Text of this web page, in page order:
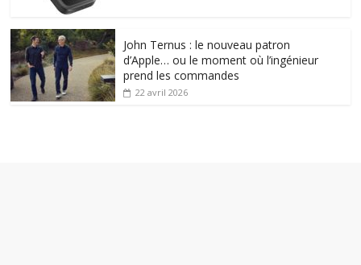
John Ternus : le nouveau patron
d’Apple… ou le moment où l’ingénieur
prend les commandes
22 avril 2026